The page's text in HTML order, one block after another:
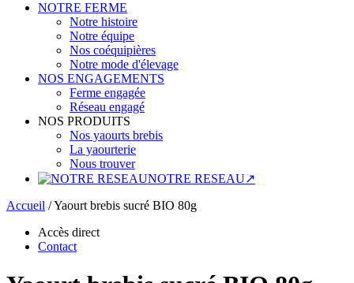
NOTRE FERME
Notre histoire
Notre équipe
Nos coéquipières
Notre mode d'élevage
NOS ENGAGEMENTS
Ferme engagée
Réseau engagé
NOS PRODUITS
Nos yaourts brebis
La yaourterie
Nous trouver
NOTRE RESEAU↗
Accueil /Yaourt brebis sucré BIO 80g
Accès direct
Contact